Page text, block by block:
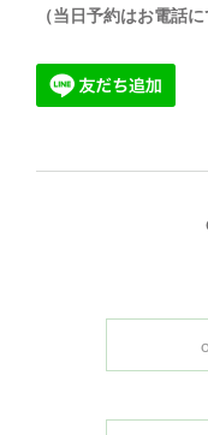
（当日予約はお電話